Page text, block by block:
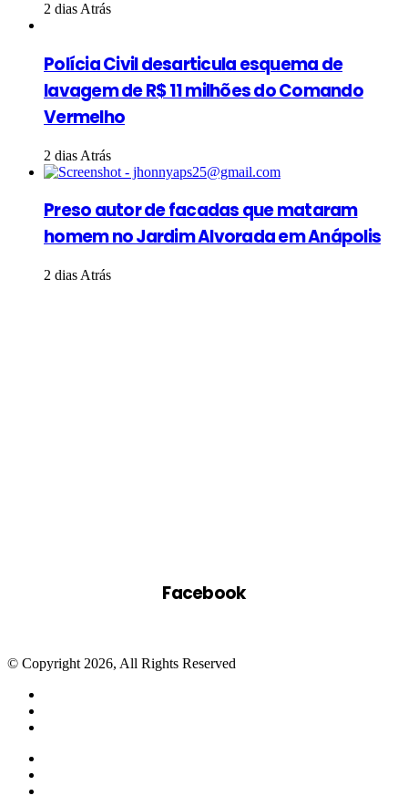
2 dias Atrás
Polícia Civil desarticula esquema de
lavagem de R$ 11 milhões do Comando
Vermelho
2 dias Atrás
Preso autor de facadas que mataram
homem no Jardim Alvorada em Anápolis
2 dias Atrás
Facebook
© Copyright 2026, All Rights Reserved
Facebook
Twitter
WhatsApp
Telegram
Close